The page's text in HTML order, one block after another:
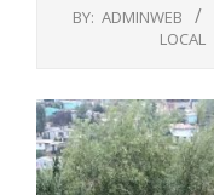
BY: ADMINWEB
LOCAL